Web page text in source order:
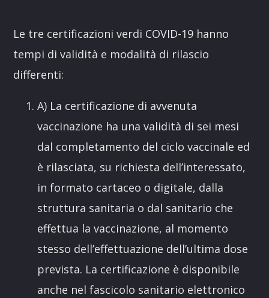
Le tre certificazioni verdi COVID-19 hanno
tempi di validità e modalità di rilascio
differenti:
A) La certificazione di avvenuta
vaccinazione ha una validità di sei mesi
dal completamento del ciclo vaccinale ed
è rilasciata, su richiesta dell’interessato,
in formato cartaceo o digitale, dalla
struttura sanitaria o dal sanitario che
effettua la vaccinazione, al momento
stesso dell’effettuazione dell’ultima dose
prevista. La certificazione è disponibile
anche nel fascicolo sanitario elettronico